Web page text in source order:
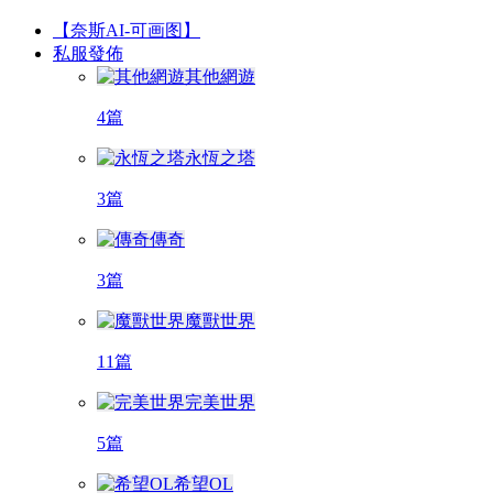
【奈斯AI-可画图】
私服發佈
其他網遊
4篇
永恆之塔
3篇
傳奇
3篇
魔獸世界
11篇
完美世界
5篇
希望OL